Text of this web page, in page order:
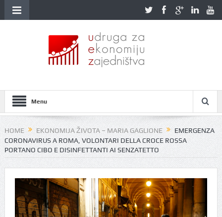
Menu
HOME EKONOMIJA ŽIVOTA – MARIA GAGLIONE
EMERGENZA
CORONAVIRUS A ROMA, VOLONTARI DELLA CROCE ROSSA
PORTANO CIBO E DISINFETTANTI AI SENZATETTO